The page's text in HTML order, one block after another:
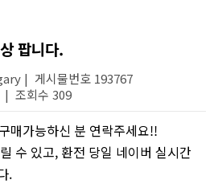
팝니다.
| 게시물번호 193767
| 조회수 309
매가능하신 분 연락주세요!!
수 있고, 환전 당일 네이버 실시간
.